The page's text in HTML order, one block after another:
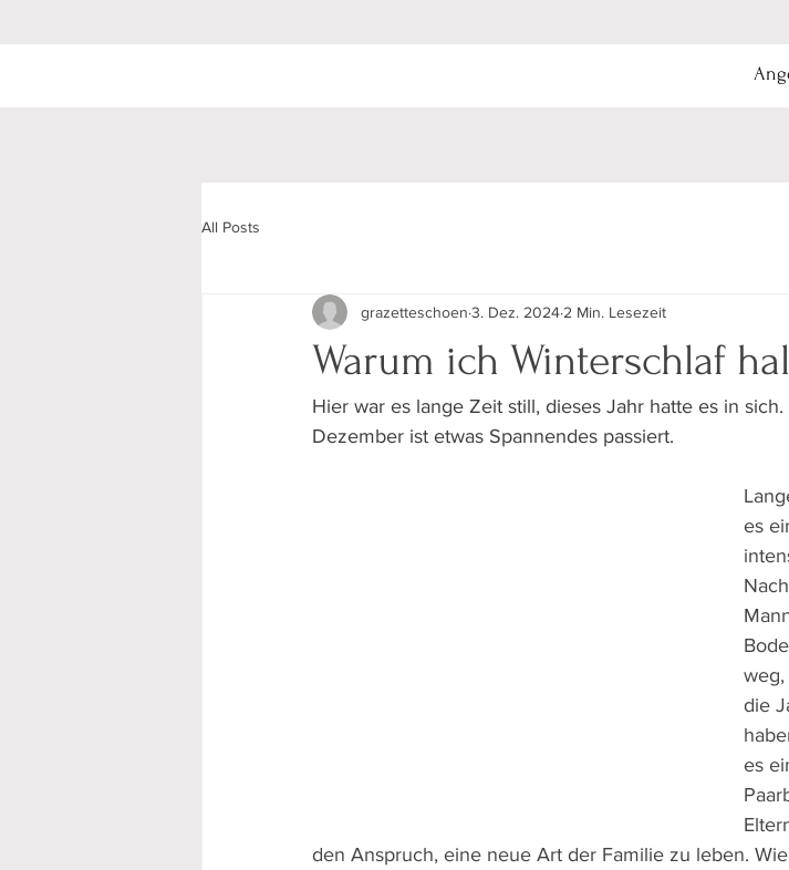
All Posts
Warum ich Winterschlaf
grazetteschoen 3. Dez. 2024 2 Min. Lesezeit
Hier war es lange Zeit still, dieses Jahr hatte es in
Dezember ist etwas Spannendes passiert.
es
die
es
den Anspruch, eine neue Art der Familie zu leben.